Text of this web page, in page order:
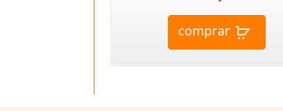
comprar